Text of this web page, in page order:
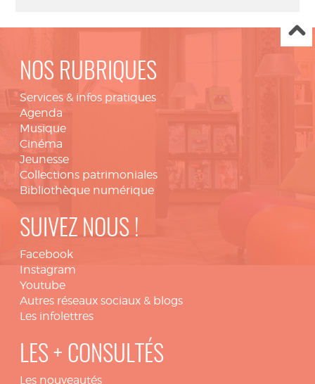
NOS RUBRIQUES
Services & infos pratiques
Agenda
Musique
Cinéma
Jeunesse
Collections patrimoniales
Bibliothèque numérique
SUIVEZ NOUS !
Facebook
Instagram
Youtube
Autres réseaux sociaux & blogs
Les infolettres
LES + CONSULTÉS
Les nouveautés